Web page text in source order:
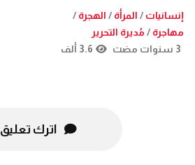
إنسانيات / المرأة / الهجرة /
مهاجرة / مُديرة التحرير
3 سنوات مضت
3.6 ألف
اترك تعليق